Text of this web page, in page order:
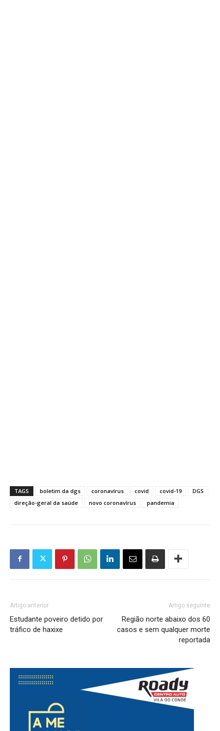
TAGS boletim da dgs coronavírus covid covid-19
DGS
direção-geral da saúde
novo coronavírus pandemia
Artigo anterior
Estudante poveiro detido por
tráfico de haxixe
Artigo seguinte
Região norte abaixo dos 60
casos e sem qualquer morte
reportada